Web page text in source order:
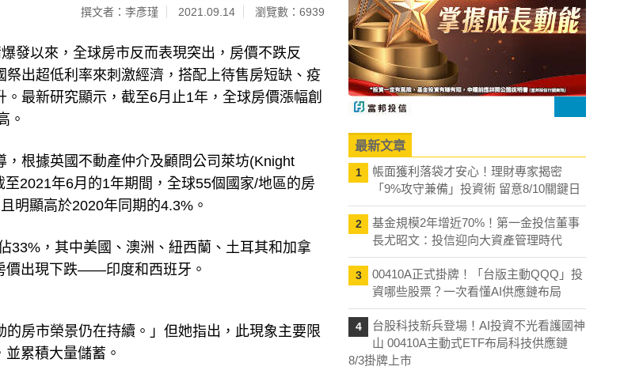
撰文者：李彥瑾 2021.09.14 瀏覽數：6939
發以來，全球房市反而表現突出，房價不跌反
祭出超低利率來刺激經濟，搭配上待售房短缺、疫
。最新研究顯示，截至6月止1年，全球房價漲幅創
。
，根據英國不動產仲介及顧問公司萊坊(Knight
至2021年6月的1年期間，全球55個國家/地區的房
明顯高於2020年同期的4.3%。
33%，其中美國、澳洲、紐西蘭、土耳其和加拿
價出現下跌——印度和西班牙。
房市榮景仍在持續。」但她指出，此現象主要限
累積大量儲蓄。
最新文章
1
帳面獲利落袋才安心！理財專家揭密
「9%攻守兼備」投資術 留意8/10關鍵日
2
基金規模2年增近70%！第一金投信董事
長尤昭文：投信迎向大資產管理時代
3
00410A正式掛牌！「台版主動QQQ」投
資哪些股票？一次看懂AI供應鏈布局
4
台股科技新兵登場！AI投資不光看護國神
山 00410A主動式ETF布局科技供應鏈
8/3掛牌上市